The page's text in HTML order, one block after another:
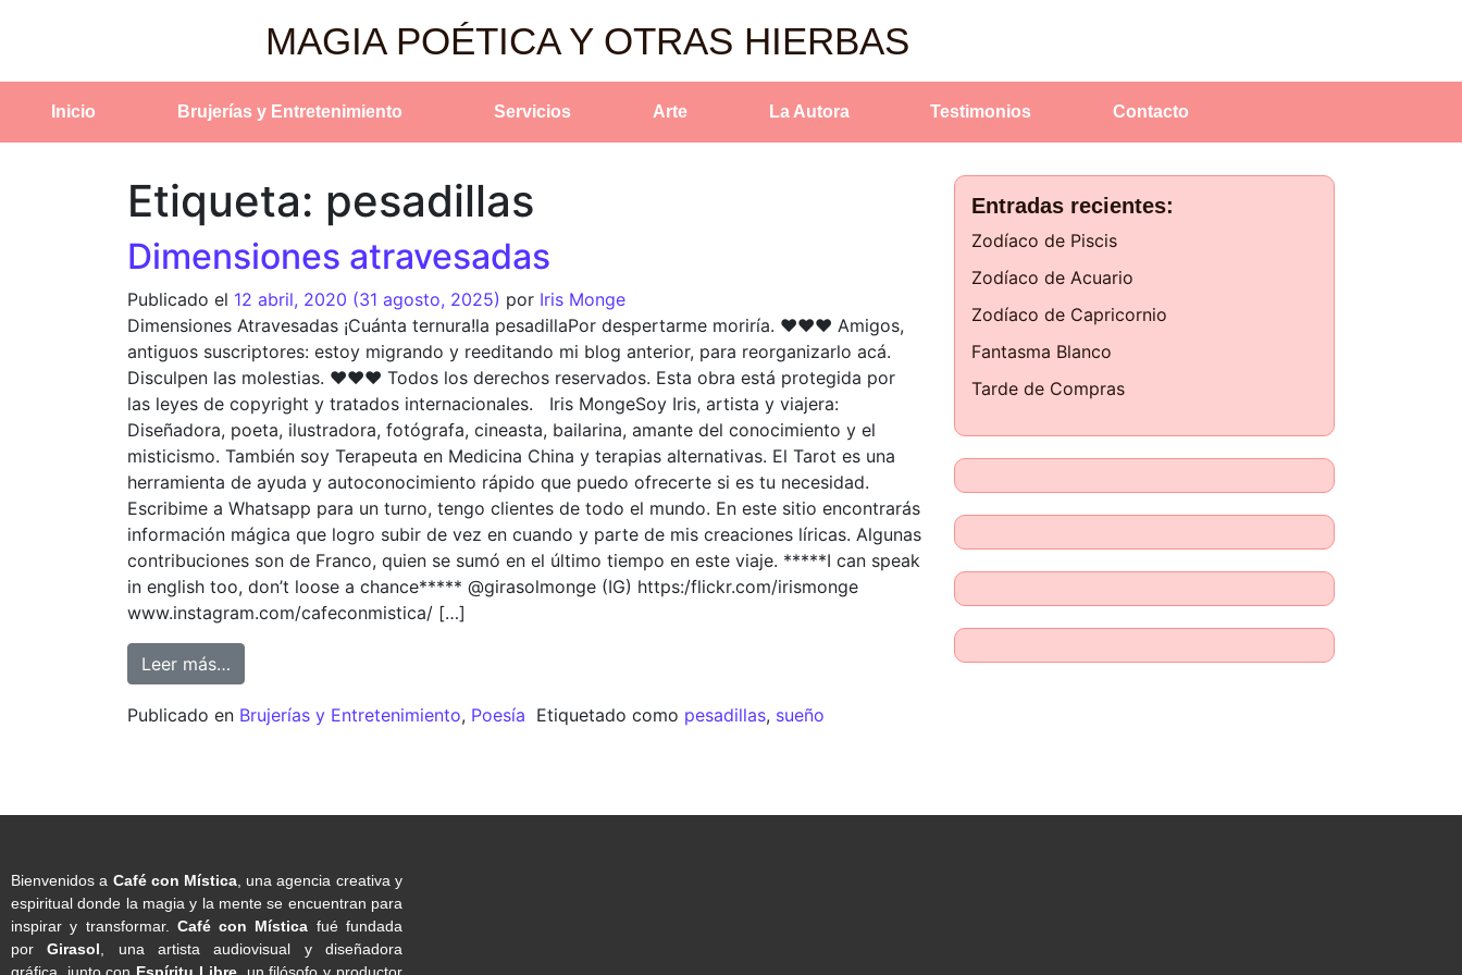
MAGIA POÉTICA Y OTRAS HIERBAS
Inicio Brujerías y Entretenimiento Servicios Arte La Autora Testimonios Contacto
Etiqueta: pesadillas
Dimensiones atravesadas
Publicado el 12 abril, 2020 (31 agosto, 2025) por Iris Monge
Dimensiones Atravesadas ¡Cuánta ternura!la pesadillaPor despertarme moriría. ❤️❤️❤️ Amigos,
antiguos suscriptores: estoy migrando y reeditando mi blog anterior, para reorganizarlo acá.
Disculpen las molestias. ❤️❤️❤️ Todos los derechos reservados. Esta obra está protegida por
las leyes de copyright y tratados internacionales. Iris MongeSoy Iris, artista y viajera:
Diseñadora, poeta, ilustradora, fotógrafa, cineasta, bailarina, amante del conocimiento y el
misticismo. También soy Terapeuta en Medicina China y terapias alternativas. El Tarot es una
herramienta de ayuda y autoconocimiento rápido que puedo ofrecerte si es tu necesidad.
Escribime a Whatsapp para un turno, tengo clientes de todo el mundo. En este sitio encontrarás
información mágica que logro subir de vez en cuando y parte de mis creaciones líricas. Algunas
contribuciones son de Franco, quien se sumó en el último tiempo en este viaje. *****I can speak
in english too, don’t loose a chance***** @girasolmonge (IG) https:/flickr.com/irismonge
www.instagram.com/cafeconmistica/ […]
Leer más…
Publicado en Brujerías y Entretenimiento, Poesía Etiquetado como pesadillas, sueño
Entradas recientes:
Zodíaco de Piscis
Zodíaco de Acuario
Zodíaco de Capricornio
Fantasma Blanco
Tarde de Compras
Bienvenidos a Café con Mística , una agencia creativa y
espiritual donde la magia y la mente se encuentran para
inspirar y transformar. Café con Mística fué fundada
porGirasol , una artista audiovisual y diseñadora